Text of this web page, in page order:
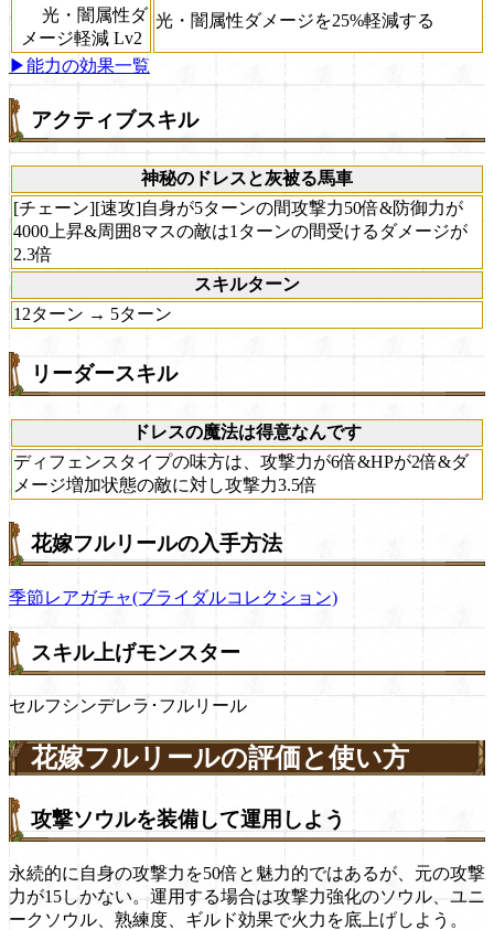
光・闇属性ダ
メージ軽減 Lv2
光・闇属性ダメージを25%軽減する
▶能力の効果一覧
アクティブスキル
神秘のドレスと灰被る馬車
[チェーン][速攻]自身が5ターンの間攻撃力50倍&防御力が
4000上昇&周囲8マスの敵は1ターンの間受けるダメージが
2.3倍
スキルターン
12ターン → 5ターン
リーダースキル
ドレスの魔法は得意なんです
ディフェンスタイプの味方は、攻撃力が6倍&HPが2倍&ダ
メージ増加状態の敵に対し攻撃力3.5倍
花嫁フルリールの入手方法
季節レアガチャ(ブライダルコレクション)
スキル上げモンスター
セルフシンデレラ･フルリール
花嫁フルリールの評価と使い方
攻撃ソウルを装備して運用しよう
永続的に自身の攻撃力を50倍と魅力的ではあるが、元の攻撃
力が15しかない。運用する場合は攻撃力強化のソウル、ユニ
ークソウル、熟練度、ギルド効果で火力を底上げしよう。